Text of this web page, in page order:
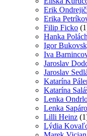
Erik
Erika
Filip Ficko
Hanka
Igor
Iva
Jaroslav
Jaroslav
Katarína
Katarína
Lenka
Lenka
Lilli Heinz
Lýdia